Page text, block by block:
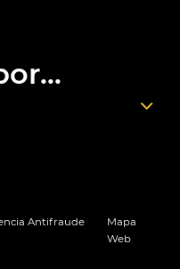
Antifraude
Mapa
Web